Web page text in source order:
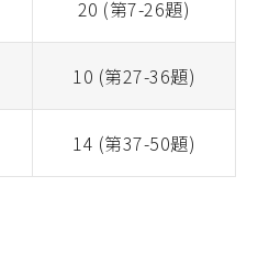
20 (第7-26題)
10 (第27-36題)
14 (第37-50題)